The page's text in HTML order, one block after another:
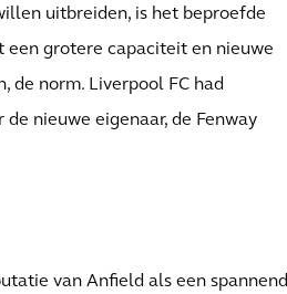
uitbreiden, is het beproefde
een grotere capaciteit en nieuwe
norm. Liverpool FC had
nieuwe eigenaar, de Fenway
van Anfield als een spannend